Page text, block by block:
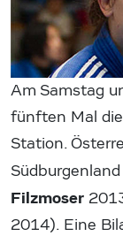
Am Samstag
fünften Mal die
Station.
Filzmoser
2014). Eine